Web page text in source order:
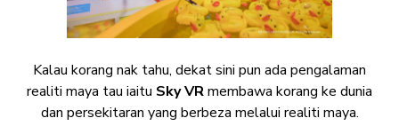
Kalau korang nak tahu, dekat sini pun ada pengalaman
realiti maya tau iaitu Sky VRmembawa korang ke dunia
dan persekitaran yang berbeza melalui realiti maya.